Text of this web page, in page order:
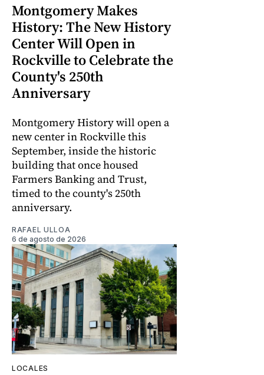
Montgomery Makes
History: The New History
Center Will Open in
Rockville to Celebrate the
County's 250th
Anniversary
Montgomery History will open a
new center in Rockville this
September, inside the historic
building that once housed
Farmers Banking and Trust,
timed to the county's 250th
anniversary.
RAFAEL ULLOA
6 de agosto de 2026
LOCALES